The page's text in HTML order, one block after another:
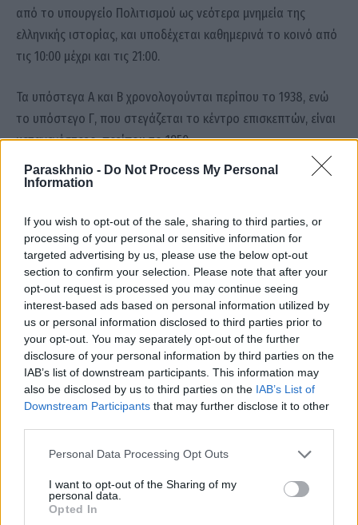
Paraskhnio - Do Not Process My Personal
Information
If you wish to opt-out of the sale, sharing to third parties, or
processing of your personal or sensitive information for
targeted advertising by us, please use the below opt-out
section to confirm your selection. Please note that after your
opt-out request is processed you may continue seeing
interest-based ads based on personal information utilized by
us or personal information disclosed to third parties prior to
your opt-out. You may separately opt-out of the further
disclosure of your personal information by third parties on the
IAB’s list of downstream participants. This information may
also be disclosed by us to third parties on the IAB’s List of
Downstream Participants that may further disclose it to other
Please note that this website/app uses one or more Google
not limited to your visit or usage behaviour. You may click to
grant or deny consent to Google and its third-party tags to
use your data for below specified purposes in below Google
Personal Data Processing Opt Outs
I want to opt-out of the Sharing of my
personal data.
Opted In
από το υπουργείο Πολιτισμού ως νεότερα μνημεία της
ελληνικής ιστορίας, και υποδέχεται καθημερινά το κοινό από
τις 10:00 μέχρι και τις 21:00.
Τα υπόστεγα Α και Β χρονολογούνται περίπου το 1938, ενώ
το υπόστεγο Γ, που στεγάζεται το κέντρο επισκεπτών, είναι
μεταγενέστερο, περίπου το 1950.
Η είσοδος είναι δωρεάν, ενώ απαιτείται προκράτηση θέσης
https://www.experiencecentre.theellinikon.com.gr. Το Κέντρο
Επισκεπτών βρίσκεται μέσα στο Experience Park, το νέο
βιωματικό πάρκο το οποίο είναι πλέον ανοιχτό για το κοινό
από τις 10:00 μέχρι τις 23:00 καθημερινά.
Η πρόσβαση στο Κέντρο γίνεται από τη Λεωφόρο
Βουλιαγμένης, πολύ κοντά στη στάση Μετρό Ελληνικό. Για τη
διευκόλυνση των επισκεπτών υπάρχει χώρος ελεύθερης
στάθμευσης στο Πάρκο, ο οποίος εξυπηρετεί και τους
επισκέπτες του Experience Centre.